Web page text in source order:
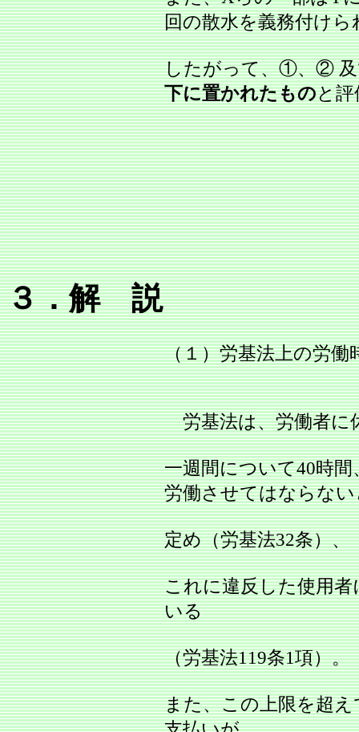
回の散水を義務付けら
したがって、①、②
下に置かれたものと評
３．解 説
（１）労基法上の労働
労基法は、労働者に
一週間について40時
労働させてはならない
定め（労基法32条）、
これに違反した使用
いる
（労基法119条1項）。
また、この上限を超